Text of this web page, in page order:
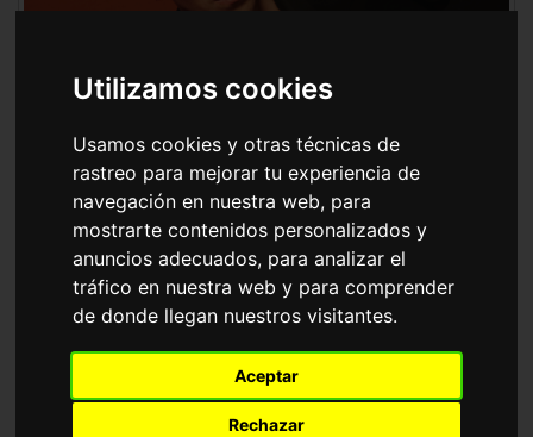
Utilizamos cookies
Usamos cookies y otras técnicas de
rastreo para mejorar tu experiencia de
navegación en nuestra web, para
mostrarte contenidos personalizados y
anuncios adecuados, para analizar el
tráfico en nuestra web y para comprender
de donde llegan nuestros visitantes.
Aceptar
Rechazar
Gafas Graduadas Dolce & Gabbana
Ordenar por
DG3397
187,85€ 170,95€